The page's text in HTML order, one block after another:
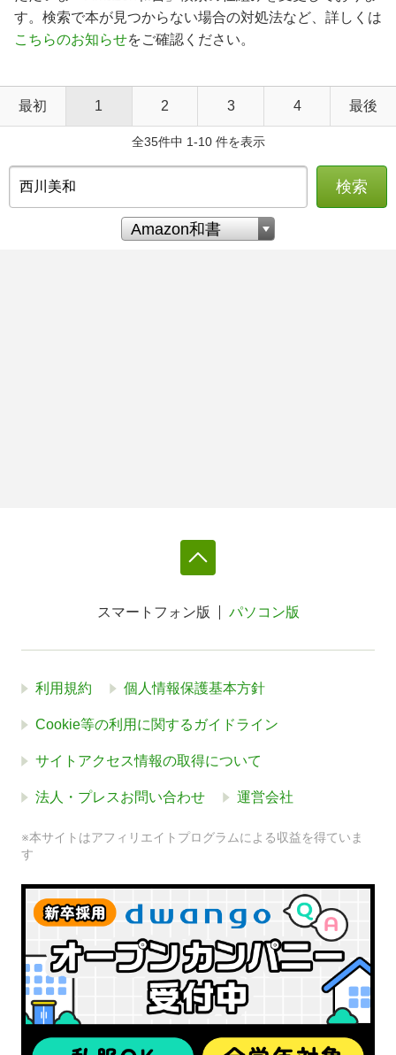
す。検索で本が見つからない場合の対処法など、詳しくは
こちらのお知らせをご確認ください。
最初 1 2 3 4 最後
全35件中 1-10 件を表示
検索
スマートフォン版 パソコン版
利用規約 個人情報保護基本方針
Cookie等の利用に関するガイドライン
サイトアクセス情報の取得について
法人・プレスお問い合わせ 運営会社
※本サイトはアフィリエイトプログラムによる収益を得ていま
す